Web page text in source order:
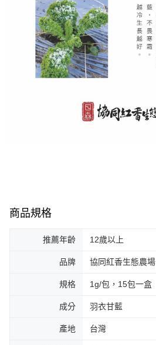
商品規格
推薦年齡 12歲以上
品牌 協同紅香生態農場
規格 1g/包，15包一盒
成分 羽衣甘藍
產地 台灣